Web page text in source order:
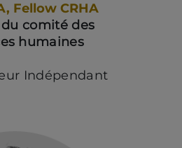
Fellow CRHA
comité des
humaines
Indépendant